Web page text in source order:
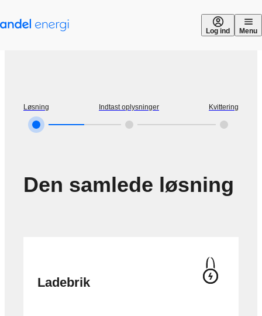
Log ind Menu
Løsning Indtast oplysninger Kvittering
Den samlede løsning
Ladebrik